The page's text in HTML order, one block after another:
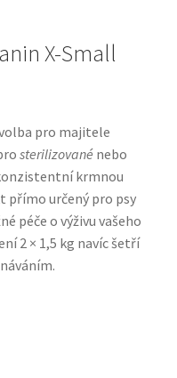
X-Small
pro majitele
sterilizovanénebo
krmnou
přímo určený pro psy
péče o výživu vašeho
2 × 1,5 kg navíc šetří